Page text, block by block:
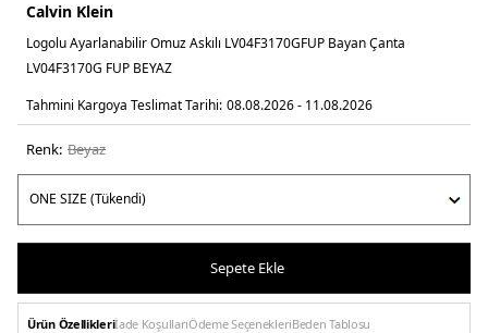
Calvin Klein
Logolu Ayarlanabilir Omuz Askılı LV04F3170GFUP Bayan Çanta
LV04F3170G FUP BEYAZ
Tahmini Kargoya Teslimat Tarihi: 08.08.2026 - 11.08.2026
Renk: beyaz
Sepete Ekle
Ürün Özellikleriİade KoşullarıÖdeme SeçenekleriBeden Tablosu